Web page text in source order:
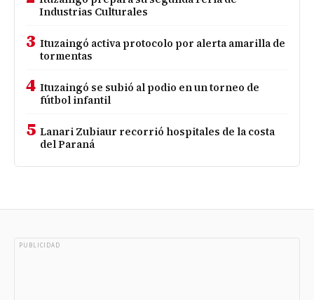
Industrias Culturales
3 Ituzaingó activa protocolo por alerta amarilla de
tormentas
4 Ituzaingó se subió al podio en un torneo de
fútbol infantil
5 Lanari Zubiaur recorrió hospitales de la costa
del Paraná
PUBLICIDAD